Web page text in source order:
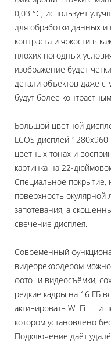
0,03 °C, использует
для обработки данных и
контраста и яркости в
плохих погодных
изображение будет
детали объектов даже с
будут более
Большой цветной
LCOS дисплей
цветных тонах и
картинка на 22-
Специальное
поверхность окулярной
запотевания, а
свечение дисплея.
Современный
видеорекордером
фото- и видеосъёмки,
редкие кадры на 16 ГБ
активировать Wi-Fi — и
котором установлено
Подключение даёт